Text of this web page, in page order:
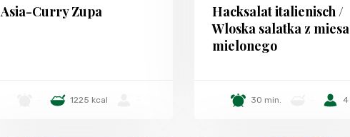
Asia-Curry Zupa
1225 kcal
Hacksalat italienisch /
Wloska salatka z miesa
mielonego
30 min. 4